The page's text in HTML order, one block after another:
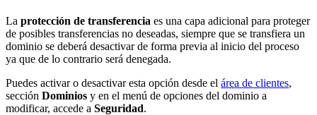
La protección de transferencia es una capa adicional para proteger
de posibles transferencias no deseadas, siempre que se transfiera un
dominio se deberá desactivar de forma previa al inicio del proceso
ya que de lo contrario será denegada.
Puedes activar o desactivar esta opción desde el área de clientes,
sección Dominios y en el menú de opciones del dominio a
modificar, accede a Seguridad.